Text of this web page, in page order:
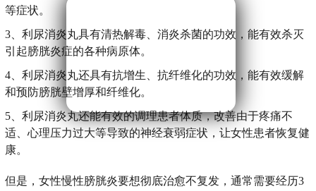
等症状。
3、利尿消炎丸具有清热解毒、消炎杀菌的功效，能有效杀灭
引起膀胱炎症的各种病原体。
4、利尿消炎丸还具有抗增生、抗纤维化的功效，能有效缓解
和预防膀胱壁增厚和纤维化。
5、利尿消炎丸还能有效的调理患者体质，改善由于疼痛不
适、心理压力过大等导致的神经衰弱症状，让女性患者恢复健
康。
但是，女性慢性膀胱炎要想彻底治愈不复发，通常需要经历3